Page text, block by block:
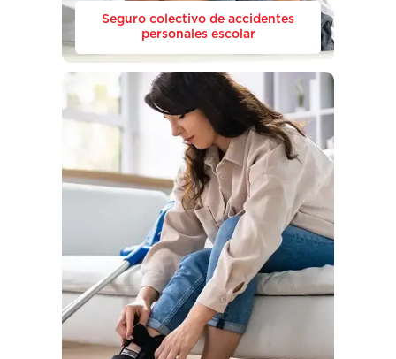
Seguro colectivo de accidentes
personales escolar